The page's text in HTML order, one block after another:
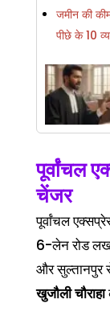
जमीन की
पीछे के 10
पूर्वांचल
चेंजर
पूर्वांचल
6-लेन रोड
और सुल्तानपुर
खुजौली चौराहा